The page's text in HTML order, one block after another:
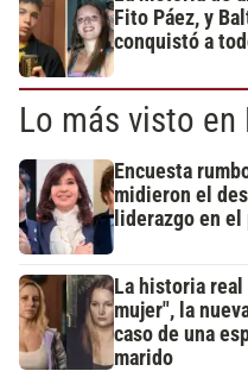
Fito Páez, y
conquistó a
Lo más visto en
Encuesta
midieron el
liderazgo en
La historia
mujer", la
caso de una
marido